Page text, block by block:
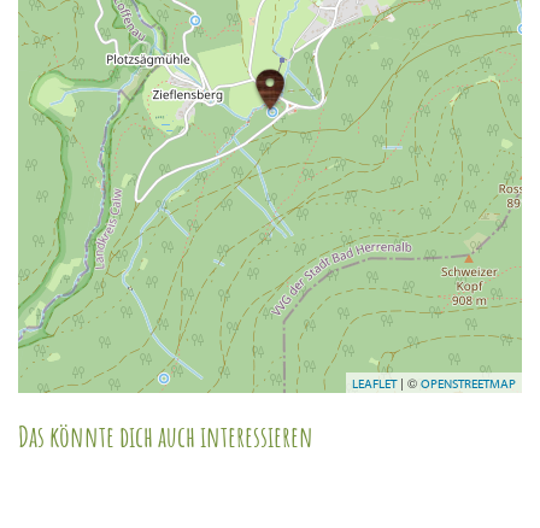
LEAFLET| © OPENSTREETMAP
Das könnte dich auch interessieren